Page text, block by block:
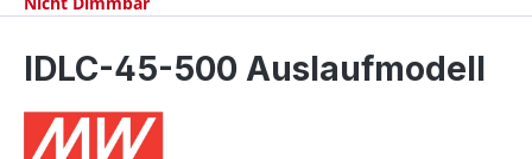
IDLC-45-500 Auslaufmodell